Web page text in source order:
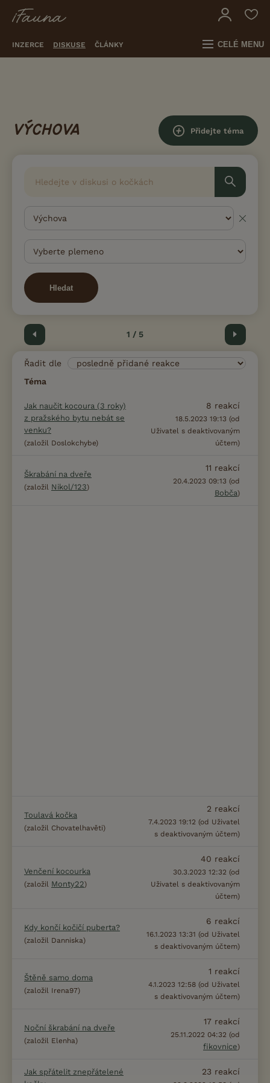
INZERCE DISKUSE ČLÁNKY CELÉ MENU
VÝCHOVA Přidejte téma
Hledat
Předchozí 1 / 5 Další
Řadit dle
Téma
Jak naučit kocoura (3 roky)
z pražského bytu nebát se
venku?
(založil Doslokchybe)
8 reakcí
18.5.2023 19:13 (od
Uživatel s deaktivovaným
účtem)
Škrabání na dveře
(založil Nikol/123)
11 reakcí
20.4.2023 09:13 (od
Bobča)
Toulavá kočka
(založil Chovatelhavěti)
2 reakcí
7.4.2023 19:12 (od Uživatel
s deaktivovaným účtem)
Venčení kocourka
(založil Monty22)
40 reakcí
30.3.2023 12:32 (od
Uživatel s deaktivovaným
účtem)
Kdy končí kočičí puberta?
(založil Danniska)
6 reakcí
16.1.2023 13:31 (od Uživatel
s deaktivovaným účtem)
Štěně samo doma
(založil Irena97)
1 reakcí
4.1.2023 12:58 (od Uživatel
s deaktivovaným účtem)
Noční škrabání na dveře
(založil Elenha)
17 reakcí
25.11.2022 04:32 (od
fikovnice)
Jak spřátelit znepřátelené
23 reakcí